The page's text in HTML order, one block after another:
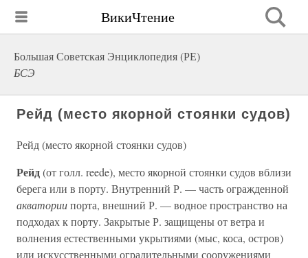
ВикиЧтение
Большая Советская Энциклопедия (РЕ)
БСЭ
Рейд (место якорной стоянки судов)
Рейд (место якорной стоянки судов)
Рейд(от голл. reede), место якорной стоянки судов вблизи
берега или в порту. Внутренний Р. — часть огражденной
акваториипорта, внешний Р. — водное пространство на
подходах к порту. Закрытые Р. защищены от ветра и
волнения естественными укрытиями (мыс, коса, остров)
или искусственными оградительными сооружениями